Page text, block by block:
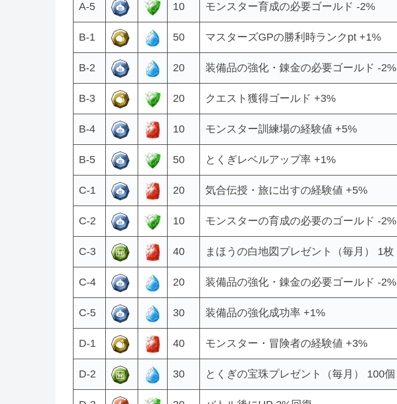
A-5 10 モンスター育成の必要ゴールド -2%
B-1 50 マスターズGPの勝利時ランクpt +1%
B-2 20 装備品の強化・錬金の必要ゴールド -2%
B-3 20 クエスト獲得ゴールド +3%
B-4 10 モンスター訓練場の経験値 +5%
B-5 50 とくぎレベルアップ率 +1%
C-1 20 気合伝授・旅に出すの経験値 +5%
C-2 10 モンスターの育成の必要のゴールド -2%
C-3 40 まほうの白地図プレゼント（毎月） 1枚
C-4 20 装備品の強化・錬金の必要ゴールド -2%
C-5 30 装備品の強化成功率 +1%
D-1 40 モンスター・冒険者の経験値 +3%
D-2 30 とくぎの宝珠プレゼント（毎月） 100個